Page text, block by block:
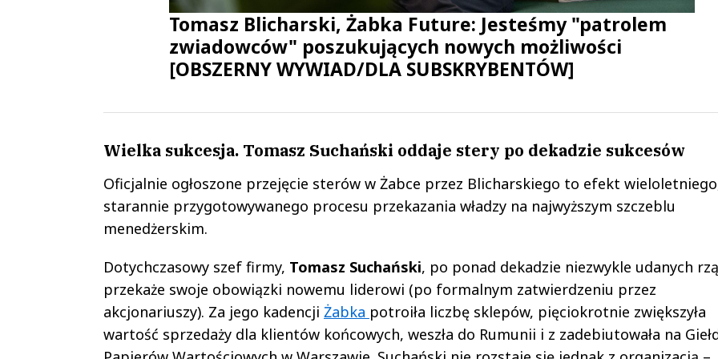
Tomasz Blicharski, Żabka Future: Jesteśmy "patrolem
zwiadowców" poszukujących nowych możliwości
[OBSZERNY WYWIAD/DLA SUBSKRYBENTÓW]
Wielka sukcesja. Tomasz Suchański oddaje stery po dekadzie sukcesów
Oficjalnie ogłoszone przejęcie sterów w Żabce przez Blicharskiego to efekt
starannie przygotowywanego procesu przekazania władzy na najwyższym szczeblu
menedżerskim.
Dotychczasowy szef firmy, Tomasz Suchański, po ponad dekadzie niezwykle udanych
przekaże swoje obowiązki nowemu liderowi (po formalnym zatwierdzeniu przez
akcjonariuszy). Za jego kadencji Żabka potroiła liczbę sklepów, pięciokrotnie zwiększyła
wartość sprzedaży dla klientów końcowych, weszła do Rumunii i z zadebiutowała na